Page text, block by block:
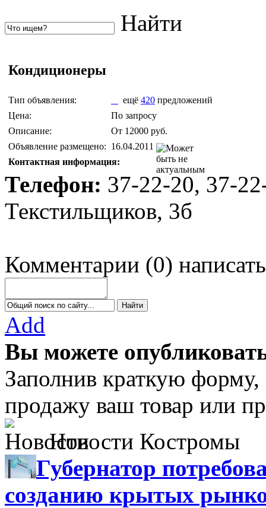
Найти
Кондиционеры
Тип объявления: ещё 420 предложений
Цена:
По запросу
Описание:
От 12000 руб.
Объявление размещено: 16.04.2011
Контактная информация:
Телефон: 37-22-20, 37-
Текстильщиков, 3б
Комментарии (0) написать
Add
Вы можете
Заполнив краткую
продажу ваш товар или
Новости Костромы
Губернатор
созданию крытых